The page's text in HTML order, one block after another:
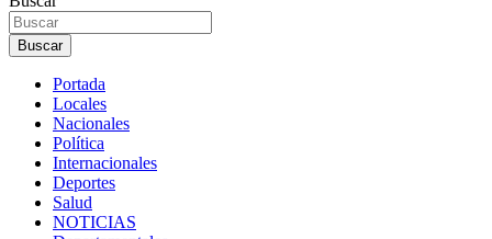
Buscar
Portada
Locales
Nacionales
Política
Internacionales
Deportes
Salud
NOTICIAS